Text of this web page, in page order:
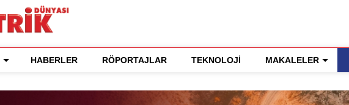
HABERLER RÖPORTAJLAR TEKNOLOJİ MAKALELER